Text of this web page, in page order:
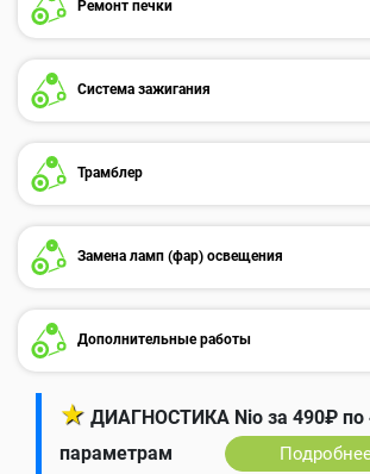
Ремонт печки
Система зажигания
Трамблер
Замена ламп (фар) освещения
Дополнительные работы
★ ДИАГНОСТИКА Nio за 490₽ по
параметрам